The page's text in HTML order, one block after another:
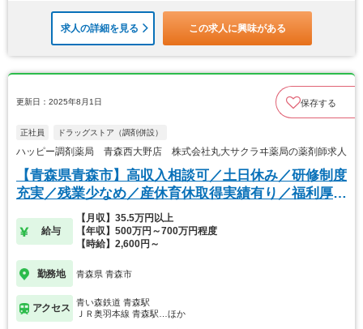
求人の詳細を見る この求人に興味がある
更新日：2025年8月1日 保存する
正社員 ドラッグストア（調剤併設）
ハッピー調剤薬局 青森西大野店 株式会社丸大サクラヰ薬局の薬剤師求人
【青森県青森市】高収入相談可／土日休み／研修制度
充実／残業少なめ／産休育休取得実績有り／福利厚生
給与
【月収】35.5万円以上
【年収】500万円～700万円程度
【時給】2,600円～
勤務地 青森県 青森市
アクセス
青い森鉄道 青森駅
ＪＲ奥羽本線 青森駅…ほか